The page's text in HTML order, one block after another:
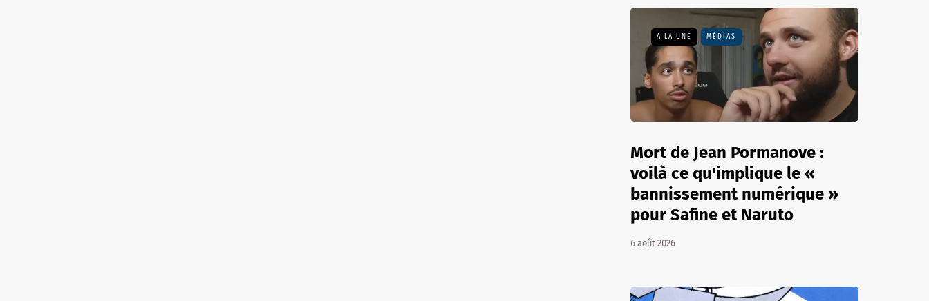
A LA UNE MÉDIAS
Mort de Jean Pormanove :
voilà ce qu'implique le «
bannissement numérique »
pour Safine et Naruto
6 août 2026